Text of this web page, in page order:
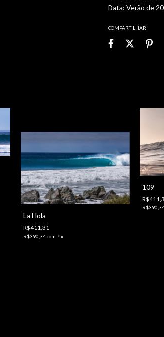
Data: Verão de
COMPARTILHAR
La Hola
R$411,31
R$390,74com Pix
109
R$390,74